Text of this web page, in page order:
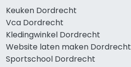
Keuken Dordrecht
Vca Dordrecht
Kledingwinkel Dordrecht
Website laten maken Dordrecht
Sportschool Dordrecht